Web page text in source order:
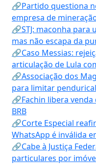
🔗Partido questiona
empresa de
🔗STJ: maconha para
mas não escapa da
🔗Caso Messias:
articulação de Lula
🔗Associação dos
para limitar
🔗Fachin libera
BRB
🔗Corte Especial
WhatsApp é inválida
🔗Cabe à Justiça
particulares por